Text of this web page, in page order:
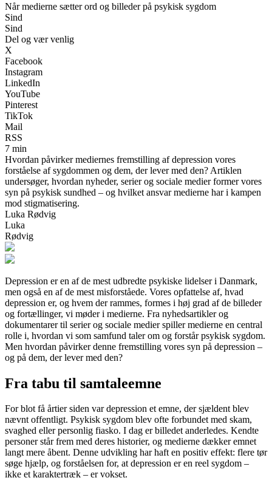
Når medierne sætter ord og billeder på psykisk sygdom
Sind
Sind
Del og vær venlig
X
Facebook
Instagram
LinkedIn
YouTube
Pinterest
TikTok
Mail
RSS
7 min
Hvordan påvirker mediernes fremstilling af depression vores
forståelse af sygdommen og dem, der lever med den? Artiklen
undersøger, hvordan nyheder, serier og sociale medier former vores
syn på psykisk sundhed – og hvilket ansvar medierne har i kampen
mod stigmatisering.
Luka Rødvig
Luka
Rødvig
Depression er en af de mest udbredte psykiske lidelser i Danmark,
men også en af de mest misforståede. Vores opfattelse af, hvad
depression er, og hvem der rammes, formes i høj grad af de billeder
og fortællinger, vi møder i medierne. Fra nyhedsartikler og
dokumentarer til serier og sociale medier spiller medierne en central
rolle i, hvordan vi som samfund taler om og forstår psykisk sygdom.
Men hvordan påvirker denne fremstilling vores syn på depression –
og på dem, der lever med den?
Fra tabu til samtaleemne
For blot få årtier siden var depression et emne, der sjældent blev
nævnt offentligt. Psykisk sygdom blev ofte forbundet med skam,
svaghed eller personlig fiasko. I dag er billedet anderledes. Kendte
personer står frem med deres historier, og medierne dækker emnet
langt mere åbent. Denne udvikling har haft en positiv effekt: flere tør
søge hjælp, og forståelsen for, at depression er en reel sygdom –
ikke et karaktertræk – er vokset.